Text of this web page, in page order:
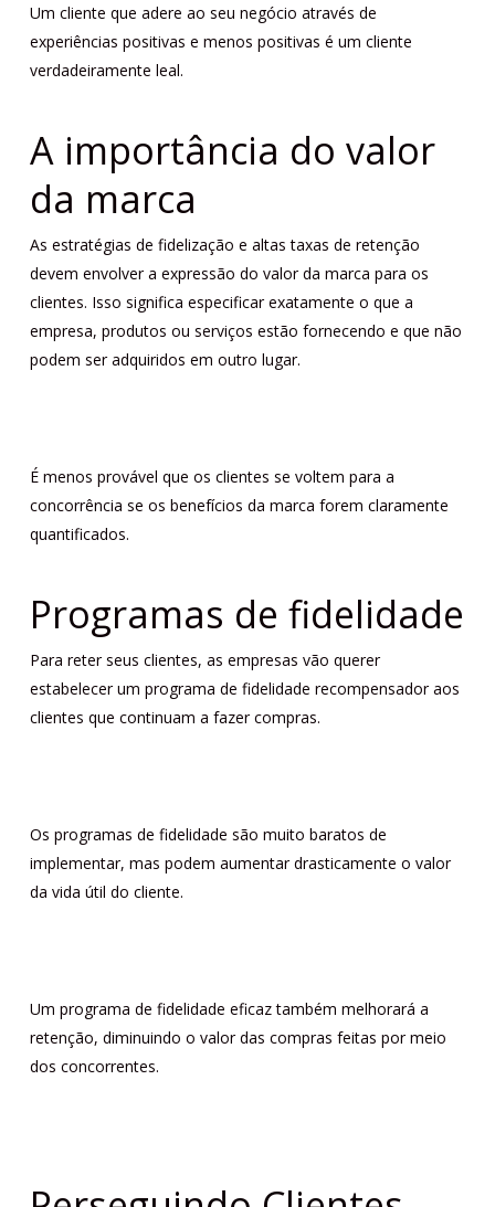
Um cliente que adere ao seu negócio através de
experiências positivas e menos positivas é um cliente
verdadeiramente leal.
A importância do valor
da marca
As estratégias de fidelização e altas taxas de retenção
devem envolver a expressão do valor da marca para os
clientes. Isso significa especificar exatamente o que a
empresa, produtos ou serviços estão fornecendo e que não
podem ser adquiridos em outro lugar.
É menos provável que os clientes se voltem para a
concorrência se os benefícios da marca forem claramente
quantificados.
Programas de fidelidade
Para reter seus clientes, as empresas vão querer
estabelecer um programa de fidelidade recompensador aos
clientes que continuam a fazer compras.
Os programas de fidelidade são muito baratos de
implementar, mas podem aumentar drasticamente o valor
da vida útil do cliente.
Um programa de fidelidade eficaz também melhorará a
retenção, diminuindo o valor das compras feitas por meio
dos concorrentes.